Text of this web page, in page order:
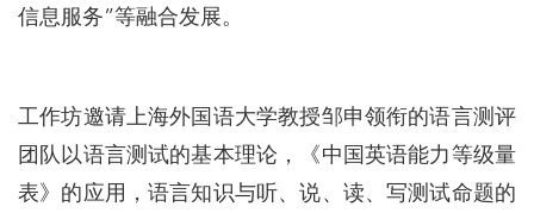
信息服务”等融合发展。
工作坊邀请上海外国语大学教授邹申领衔的语言测评
团队以语言测试的基本理论，《中国英语能力等级量
表》的应用，语言知识与听、说、读、写测试命题的